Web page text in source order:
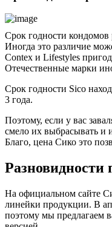
Срок годности кондомов
Иногда это различие
Contex и Lifestyles
Отечественные марки
Срок годности Sico
3 года.
Поэтому, если у вас
смело их выбрасывать и
Благо, цена Сико это
Разновидности
На официальном сайте
линейки продукции. В
поэтому мы предлагаем